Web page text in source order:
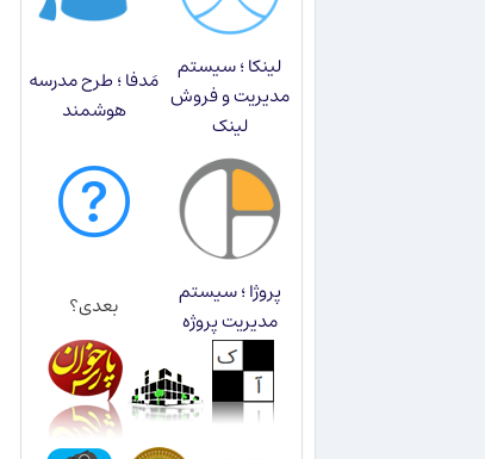
لینکا ؛ سیستم
مدیریت و فروش
لینک
مَدفا ؛ طرح مدرسه
هوشمند
پروژا ؛ سیستم
مدیریت پروژه
بعدی؟